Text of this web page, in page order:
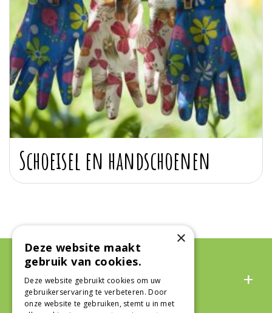
Schoeisel en handschoenen
Algemeen
×
Deze website maakt
gebruik van cookies.
Deze website gebruikt cookies om uw
gebruikerservaring te verbeteren. Door
onze website te gebruiken, stemt u in met